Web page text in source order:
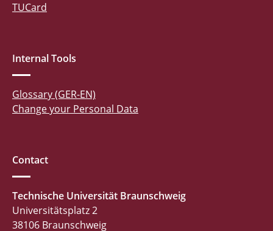
TUCard
Internal Tools
Glossary (GER-EN)
Change your Personal Data
Contact
Technische Universität Braunschweig
Universitätsplatz 2
38106 Braunschweig